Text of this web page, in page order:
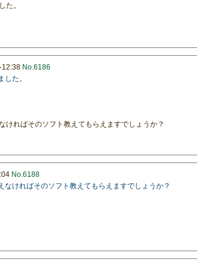
た。
12:38 No.6186
た。
ければそのソフト教えてもらえますでしょうか？
No.6188
ければそのソフト教えてもらえますでしょうか？